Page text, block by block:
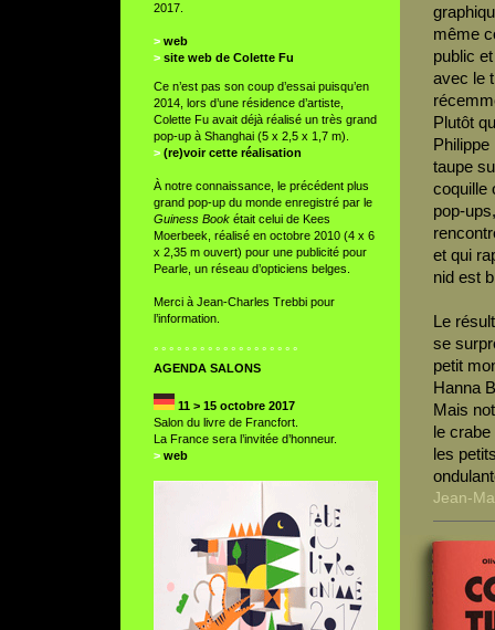
2017.
> web
>site web de Colette Fu
Ce n’est pas son coup d’essai puisqu’en
2014, lors d’une résidence d’artiste,
Colette Fu avait déjà réalisé un très grand
pop-up à Shanghai (5 x 2,5 x 1,7 m).
> (re)voir cette réalisation
À notre connaissance, le précédent plus
grand pop-up du monde enregistré par le
Guiness Bookétait celui de Kees
Moerbeek, réalisé en octobre 2010 (4 x 6
x 2,35 m ouvert) pour une publicité pour
Pearle, un réseau d’opticiens belges.
Merci à Jean-Charles Trebbi pour
l’information.
° ° ° ° ° ° ° ° ° ° ° ° ° ° ° ° ° ° °
AGENDA SALONS
11 > 15 octobre 2017
Salon du livre de Francfort.
La France sera l’invitée d’honneur.
> web
même
public
avec le
Plutôt
taupe
coquille
pop-
et qui
nid est
Le
se
petit
Hanna
Mais
le
les
Jean-